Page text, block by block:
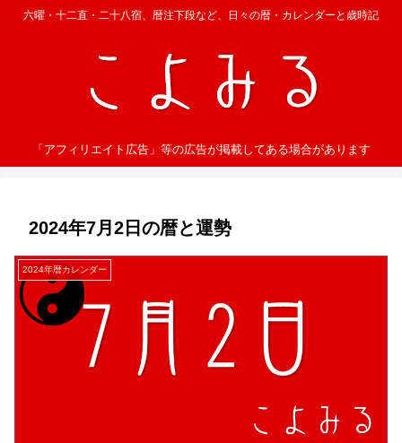
六曜・十二直・二十八宿、暦注下段など、日々の暦・カレンダーと歳時記
「アフィリエイト広告」等の広告が掲載してある場合があります
2024年7月2日の暦と運勢
2024年暦カレンダー